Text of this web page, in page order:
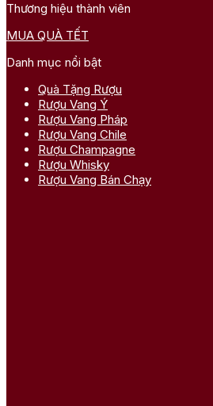
Thương hiệu thành viên
MUA QUÀ TẾT
Danh mục nổi bật
Quà Tặng Rượu
Rượu Vang Ý
Rượu Vang Pháp
Rượu Vang Chile
Rượu Champagne
Rượu Whisky
Rượu Vang Bán Chạy